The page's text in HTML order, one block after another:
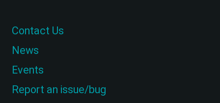
Contact Us
News
Events
Report an issue/bug